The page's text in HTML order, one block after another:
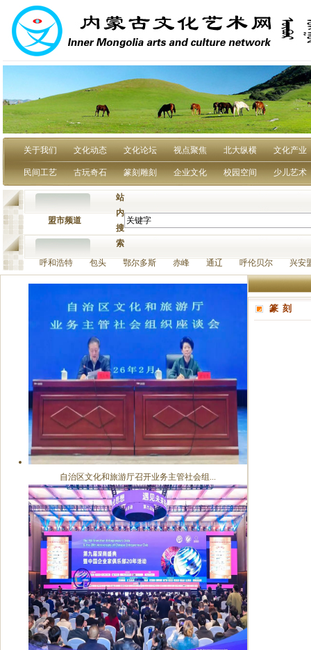
关于我们 文化动态 文化论坛 视点聚焦 北大纵横 文化产业
民间工艺 古玩奇石 篆刻雕刻 企业文化 校园空间 少儿艺术
盟市频道
站
内
搜
索
呼和浩特 包头 鄂尔多斯 赤峰 通辽 呼伦贝尔 兴安
自治区文化和旅游厅召开业务主管社会组...
篆 刻